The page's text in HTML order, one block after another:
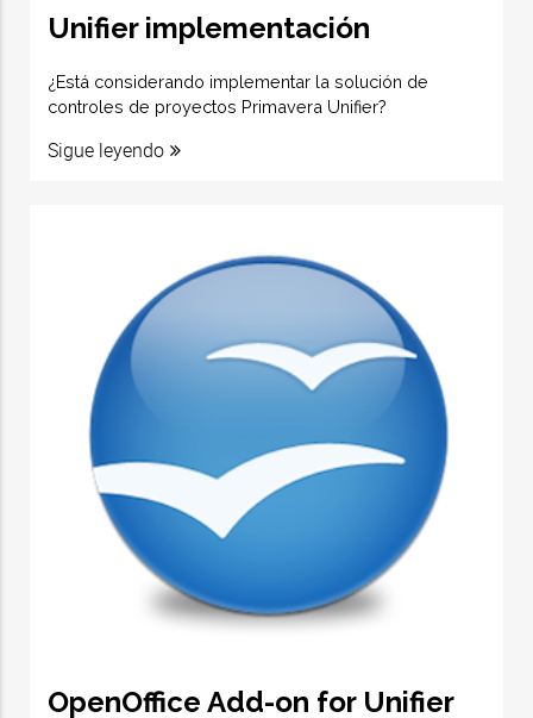
Unifier implementación
¿Está considerando implementar la solución de
controles de proyectos Primavera Unifier?
Sigue leyendo
OpenOffice Add-on for Unifier